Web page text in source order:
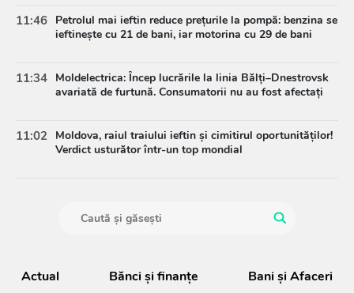
11:46 Petrolul mai ieftin reduce prețurile la pompă: benzina se
ieftinește cu 21 de bani, iar motorina cu 29 de bani
11:34 Moldelectrica: Încep lucrările la linia Bălți–Dnestrovsk
avariată de furtună. Consumatorii nu au fost afectați
11:02 Moldova, raiul traiului ieftin și cimitirul oportunităților!
Verdict usturător într-un top mondial
Actual Bănci şi finanţe Bani și Afaceri